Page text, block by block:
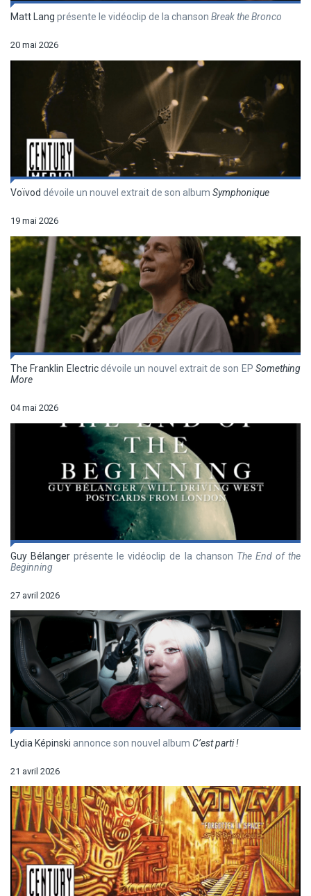
Matt Lang présente le vidéoclip de la chanson Break the Bronco
20 mai 2026
Voïvod dévoile un nouvel extrait de son album Symphonique
19 mai 2026
The Franklin Electricdévoile un nouvel extrait de son EPSomething
More
04 mai 2026
Guy Bélanger présente le vidéoclip de la chanson The End of the
Beginning
27 avril 2026
Lydia Képinski annonce son nouvel album C’est parti !
21 avril 2026